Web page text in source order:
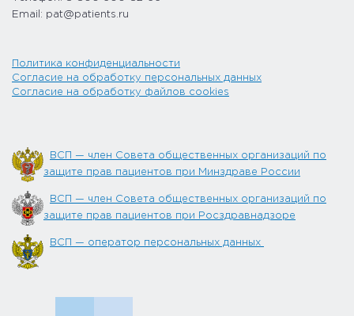
Email: pat@patients.ru
Политика конфиденциальности
Согласие на обработку персональных данных
Согласие на обработку файлов cookies
ВСП — член Совета общественных организаций по
защите прав пациентов при Минздраве России
ВСП — член Совета общественных организаций по
защите прав пациентов при Росздравнадзоре
ВСП — оператор персональных данных